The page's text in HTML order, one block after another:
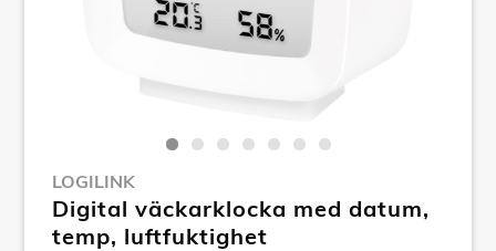
LOGILINK
Digital väckarklocka med datum,
temp, luftfuktighet